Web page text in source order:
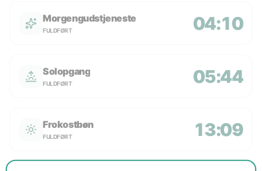
Morgengudstjeneste
FULDFØRT 04:10
Solopgang
FULDFØRT 05:44
Frokostbøn
FULDFØRT 13:09